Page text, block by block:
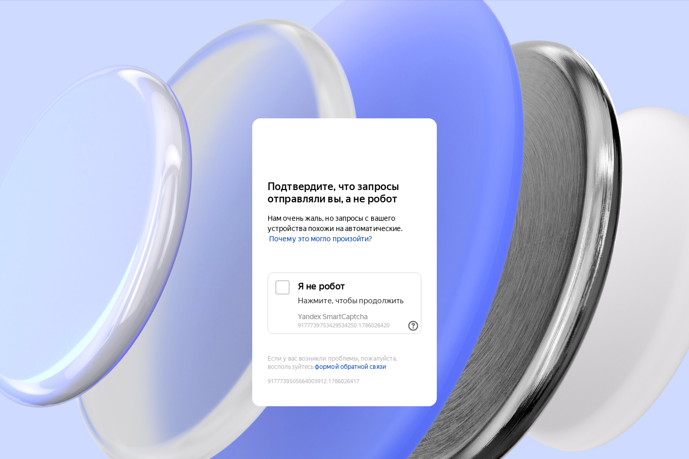
Подтвердите, что запросы
отправляли вы, а не робот
Нам очень жаль, но запросы с вашего
устройства похожи на автоматические.
Почему это могло произойти?
Если у вас возникли проблемы, пожалуйста,
воспользуйтесьформой обратной связи
9177739505664003912:1786026417